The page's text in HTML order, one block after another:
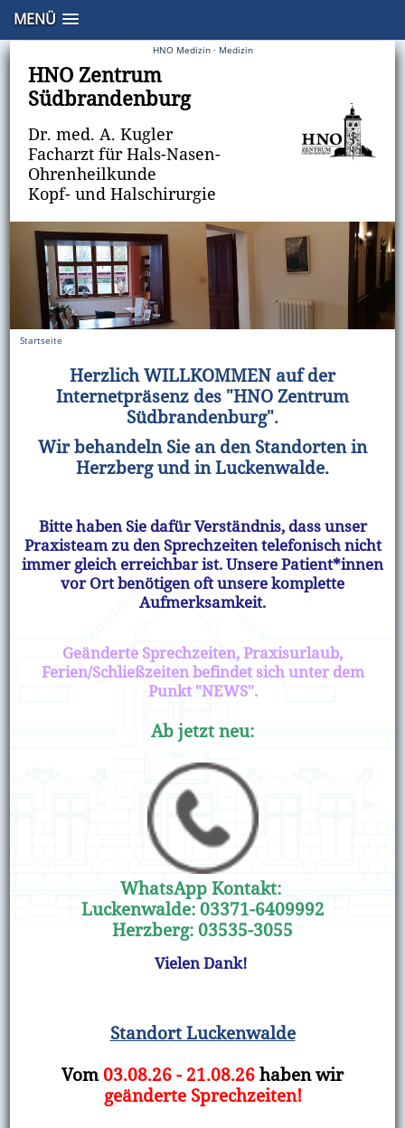
MENÜ
HNO Medizin · Medizin
Startseite
Herzlich WILLKOMMEN auf der
Internetpräsenz des "HNO Zentrum
Südbrandenburg".
Wir behandeln Sie an den Standorten in
Herzberg und in Luckenwalde.
Bitte haben Sie dafür Verständnis, dass unser
Praxisteam zu den Sprechzeiten telefonisch nicht
immer gleich erreichbar ist. Unsere Patient*innen
vor Ort benötigen oft unsere komplette
Aufmerksamkeit.
Geänderte Sprechzeiten, Praxisurlaub,
Ferien/Schließzeiten befindet sich unter dem
Punkt "NEWS".
Ab jetzt neu:
WhatsApp Kontakt:
Luckenwalde: 03371-6409992
Herzberg: 03535-3055
Vielen Dank!
Standort Luckenwalde
Vom03.08.26 - 21.08.26haben wir
geänderte Sprechzeiten!
HNO Zentrum
Südbrandenburg
Dr. med. A. Kugler
Facharzt für Hals-Nasen-
Ohrenheilkunde
Kopf- und Halschirurgie